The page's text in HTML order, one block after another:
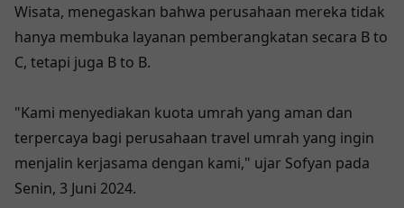
Wisata, menegaskan bahwa perusahaan mereka tidak
hanya membuka layanan pemberangkatan secara B to
C, tetapi juga B to B.
"Kami menyediakan kuota umrah yang aman dan
terpercaya bagi perusahaan travel umrah yang ingin
menjalin kerjasama dengan kami," ujar Sofyan pada
Senin, 3 Juni 2024.